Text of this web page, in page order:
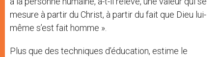
mesure à partir du Christ, à partir du fait que Dieu lui-
même s’est fait homme ».
Plus que des techniques d’éducation, estime le